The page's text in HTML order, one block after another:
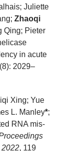
Juliette
Zhaoqi
Qing; Pieter
in acute
2029–
Xing; Yue
L. Manley*;
RNA mis-
2022, 119